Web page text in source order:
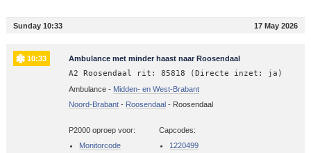
Sunday 10:33 17 May 2026
10:33 Ambulance met minder haast naar Roosendaal
A2 Roosendaal rit: 85818 (Directe inzet: ja)
Ambulance - Midden- en West-Brabant
Noord-Brabant- Roosendaal- Roosendaal
P2000 oproep voor:
Monitorcode
Capcodes:
1220499